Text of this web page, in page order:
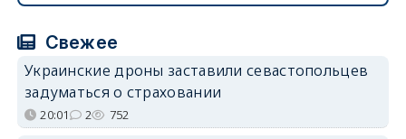
Свежее
Украинские дроны заставили севастопольцев
задуматься о страховании
20:01 2 752